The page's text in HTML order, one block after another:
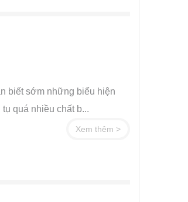
biết sớm những biểu hiện
quá nhiều chất b...
Xem thêm >